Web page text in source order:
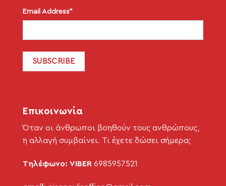
Email Address*
Επικοινωνία
Όταν οι άνθρωποι βοηθούν τους ανθρώπους,
η αλλαγή συμβαίνει. Τι έχετε δώσει σήμερα;
Τηλέφωνο: VIBER 6985957521